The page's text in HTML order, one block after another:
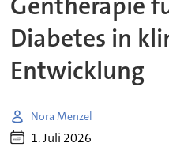
Diabetes in
Entwicklung
Nora Menzel
1. Juli 2026